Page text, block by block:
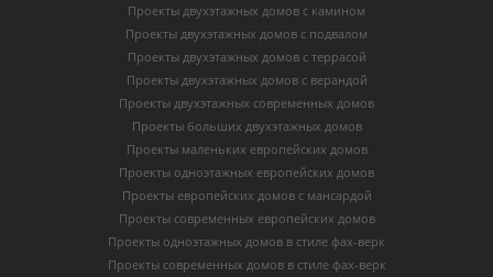
Проекты двухэтажных домов с камином
Проекты двухэтажных домов с подвалом
Проекты двухэтажных домов с террасой
Проекты двухэтажных домов с верандой
Проекты двухэтажных современных домов
Проекты больших двухэтажных домов
Проекты маленьких европейских домов
Проекты одноэтажных европейских домов
Проекты европейских домов с мансардой
Проекты современных европейских домов
Проекты одноэтажных домов в стиле фах-верк
Проекты современных домов в стиле фах-верк